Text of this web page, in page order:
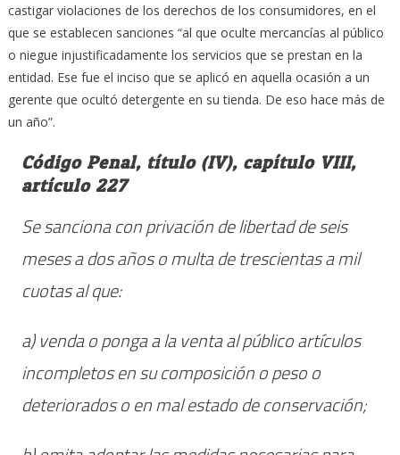
castigar violaciones de los derechos de los consumidores, en el
que se establecen sanciones “al que oculte mercancías al público
o niegue injustificadamente los servicios que se prestan en la
entidad. Ese fue el inciso que se aplicó en aquella ocasión a un
gerente que ocultó detergente en su tienda. De eso hace más de
un año”.
Código Penal, título (IV), capítulo VIII,
artículo 227
Se sanciona con privación de libertad de seis
meses a dos años o multa de trescientas a mil
cuotas al que:
a) venda o ponga a la venta al público artículos
incompletos en su composición o peso o
deteriorados o en mal estado de conservación;